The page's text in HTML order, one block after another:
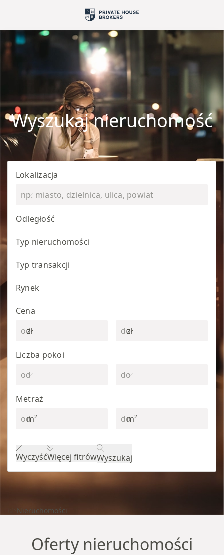
Wyszukaj nieruchomość
Lokalizacja
Odległość
Typ nieruchomości
Typ transakcji
Rynek
Cena
zł
zł
Liczba pokoi
Metraż
m²
m²
WyczyśćWięcej fitrówWyszukaj
Nieruchomości
Oferty nieruchomości